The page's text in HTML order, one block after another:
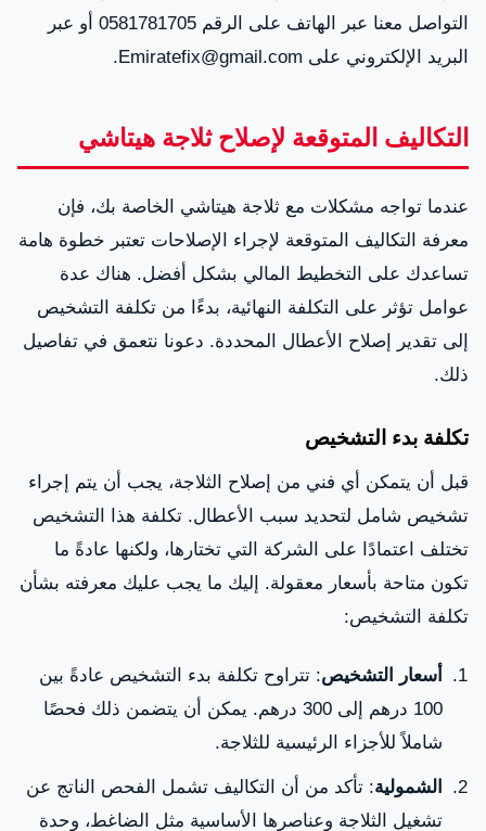
التواصل معنا عبر الهاتف على الرقم 0581781705 أو عبر
البريد الإلكتروني على Emiratefix@gmail.com.
التكاليف المتوقعة لإصلاح ثلاجة هيتاشي
عندما تواجه مشكلات مع ثلاجة هيتاشي الخاصة بك، فإن
معرفة التكاليف المتوقعة لإجراء الإصلاحات تعتبر خطوة هامة
تساعدك على التخطيط المالي بشكل أفضل. هناك عدة
عوامل تؤثر على التكلفة النهائية، بدءًا من تكلفة التشخيص
إلى تقدير إصلاح الأعطال المحددة. دعونا نتعمق في تفاصيل
ذلك.
تكلفة بدء التشخيص
قبل أن يتمكن أي فني من إصلاح الثلاجة، يجب أن يتم إجراء
تشخيص شامل لتحديد سبب الأعطال. تكلفة هذا التشخيص
تختلف اعتمادًا على الشركة التي تختارها، ولكنها عادةً ما
تكون متاحة بأسعار معقولة. إليك ما يجب عليك معرفته بشأن
تكلفة التشخيص:
أسعار التشخيص: تتراوح تكلفة بدء التشخيص عادةً بين
100 درهم إلى 300 درهم. يمكن أن يتضمن ذلك فحصًا
شاملاً للأجزاء الرئيسية للثلاجة.
الشمولية: تأكد من أن التكاليف تشمل الفحص الناتج عن
تشغيل الثلاجة وعناصرها الأساسية مثل الضاغط، وحدة